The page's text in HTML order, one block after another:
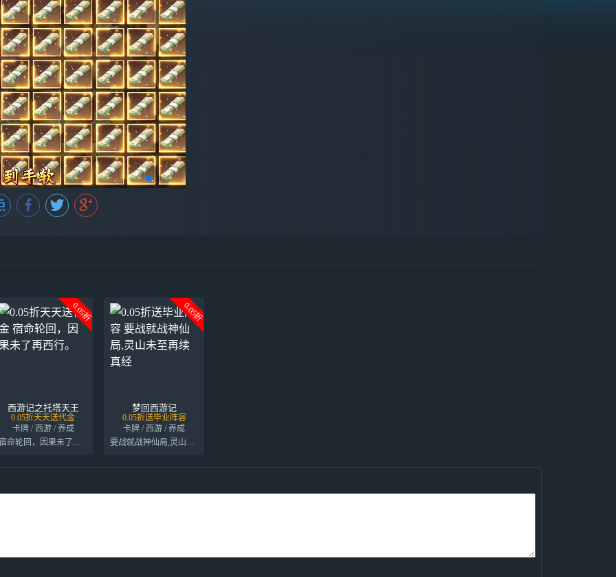
0.05折
西游记之托塔天王
0.05折天天送代金
卡牌 / 西游 / 养成
宿命轮回，因果未了再西行。
0.05折
梦回西游记
0.05折送毕业阵容
卡牌 / 西游 / 养成
要战就战神仙局,灵山未至再续真经